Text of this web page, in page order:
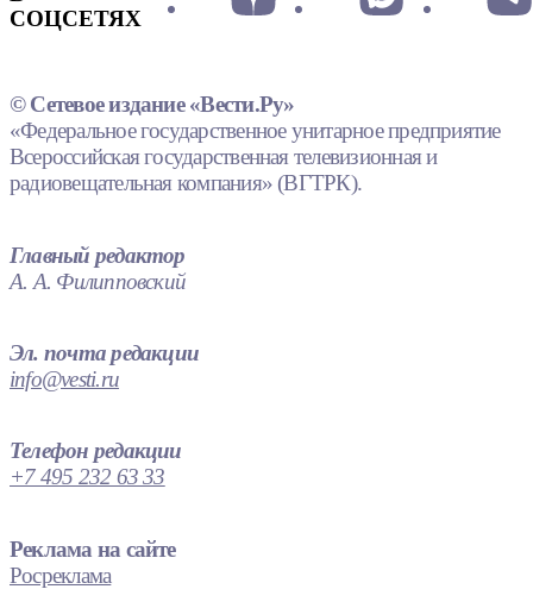
СОЦСЕТЯХ
© Сетевое издание «Вести.Ру»
«Федеральное государственное унитарное предприятие
Всероссийская государственная телевизионная и
радиовещательная компания» (ВГТРК).
Главный редактор
А. А. Филипповский
Эл. почта редакции
info@vesti.ru
Телефон редакции
+7 495 232 63 33
Реклама на сайте
Росреклама